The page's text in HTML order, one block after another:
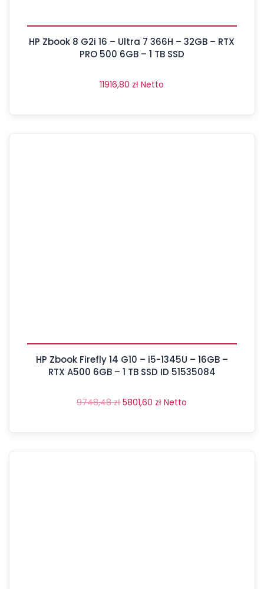
HP Zbook 8 G2i 16 – Ultra 7 366H – 32GB – RTX
PRO 500 6GB – 1 TB SSD
11916,80 zł Netto
HP Zbook Firefly 14 G10 – i5-1345U – 16GB –
RTX A500 6GB – 1 TB SSD ID 51535084
9748,48zł 5801,60 zł Netto